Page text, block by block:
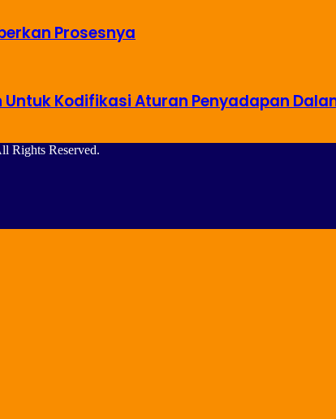
Prosesnya
Kodifikasi Aturan Penyadapan
Rights Reserved.